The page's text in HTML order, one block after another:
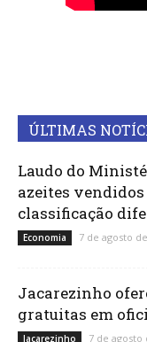
ÚLTIMAS
Laudo do
azeites
classificação
Economia 7 de agosto
Jacarezinho
gratuitas em
Jacarezinho 7 de agosto